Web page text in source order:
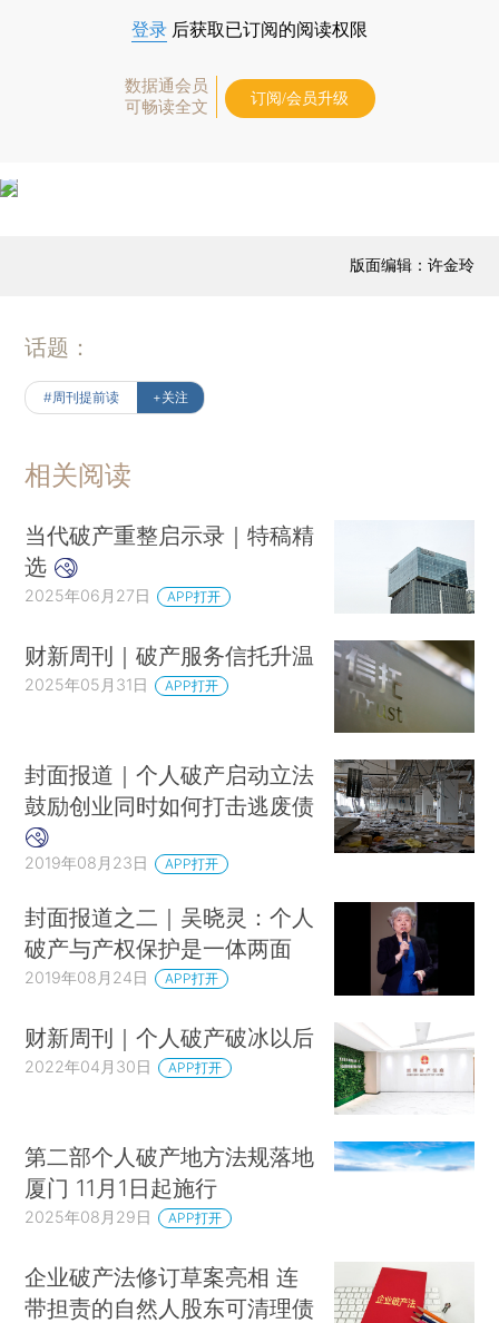
登录 后获取已订阅的阅读权限
数据通会员
可畅读全文
订阅/会员升级
版面编辑：许金玲
话题：
#周刊提前读 +关注
相关阅读
当代破产重整启示录｜特稿精
选
2025年06月27日 APP打开
财新周刊｜破产服务信托升温
2025年05月31日 APP打开
封面报道｜个人破产启动立法
鼓励创业同时如何打击逃废债
2019年08月23日 APP打开
封面报道之二｜吴晓灵：个人
破产与产权保护是一体两面
2019年08月24日 APP打开
财新周刊｜个人破产破冰以后
2022年04月30日 APP打开
第二部个人破产地方法规落地
厦门 11月1日起施行
2025年08月29日 APP打开
企业破产法修订草案亮相 连
带担责的自然人股东可清理债